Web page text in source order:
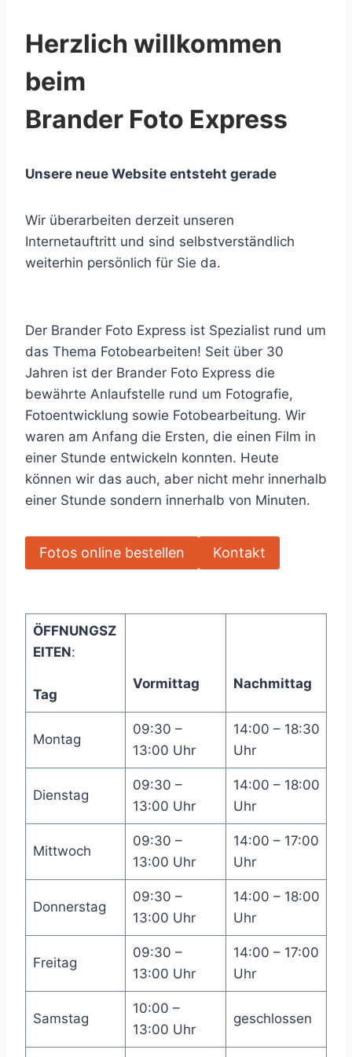
Herzlich willkommen
beim
Brander Foto Express
Unsere neue Website entsteht gerade
Wir überarbeiten derzeit unseren
Internetauftritt und sind selbstverständlich
weiterhin persönlich für Sie da.
Der Brander Foto Express ist Spezialist rund um
das Thema Fotobearbeiten! Seit über 30
Jahren ist der Brander Foto Express die
bewährte Anlaufstelle rund um Fotografie,
Fotoentwicklung sowie Fotobearbeitung. Wir
waren am Anfang die Ersten, die einen Film in
einer Stunde entwickeln konnten. Heute
können wir das auch, aber nicht mehr innerhalb
einer Stunde sondern innerhalb von Minuten.
Fotos online bestellen Kontakt
ÖFFNUNGSZ
EITEN:
Tag
Vormittag Nachmittag
Montag
09:30 –
13:00 Uhr
14:00 – 18:30
Uhr
Dienstag
09:30 –
13:00 Uhr
14:00 – 18:00
Uhr
Mittwoch
09:30 –
13:00 Uhr
14:00 – 17:00
Uhr
Donnerstag
09:30 –
13:00 Uhr
14:00 – 18:00
Uhr
Freitag
09:30 –
13:00 Uhr
14:00 – 17:00
Uhr
Samstag
10:00 –
13:00 Uhr
geschlossen